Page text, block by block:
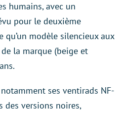
humains, avec un
pour le deuxième
modèle silencieux aux
la marque (beige et
ses ventirads NF-
des versions noires,